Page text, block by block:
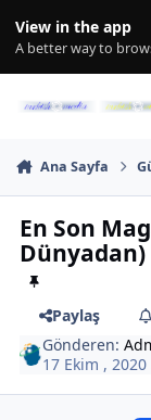
View in the app
A better way to
Ana Sayfa
En Son
Dünyadan)
Paylaş
Gönderen:
17 Ekim , 2020